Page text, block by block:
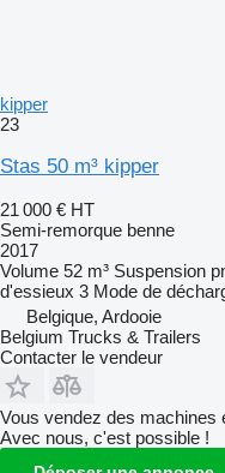
kipper
23
Stas 50 m³ kipper
21 000 € HT
Semi-remorque benne
2017
Volume 52 m³ Suspension
d'essieux 3 Mode de
Belgique, Ardooie
Belgium Trucks & Trailers
Contacter le vendeur
Vous vendez des machines
Avec nous, c'est possible !